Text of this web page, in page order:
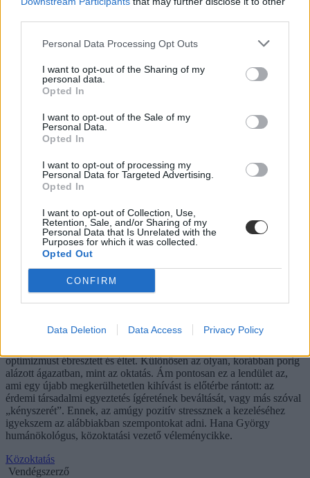
Personal Data Processing Opt Outs
I want to opt-out of the Sharing of my
personal data.
Opted In
I want to opt-out of the Sale of my
Personal Data.
Opted In
I want to opt-out of processing my
Personal Data for Targeted Advertising.
Opted In
I want to opt-out of Collection, Use,
Retention, Sale, and/or Sharing of my
Personal Data that Is Unrelated with the
Purposes for which it was collected.
Opted Out
CONFIRM
Data Deletion Data Access Privacy Policy
informatikából, latinból és angolból vizsgáztak a diákok. Az
írásbelik október 25-ig tartanak, a szóbeliket pedig november 6-tól
őszi érettségiről szóló összes cikkünket pedig
itt olvashatjátok
menza ára
egyetemista élet
külföldi továbbtanulás
kerekesszékkel a szalagavatón
Sumits Niki
Hana György: „Méltóságot, tekintélyt kell adni az
oktatásról szóló közbeszédnek”
Az új kormány az elődökétől merőben eltérő kommunikációs
stratégiával kezdte meg működését. Az egyes minisztériumok
optimizmust ébresztett és éltet. Különösen az olyan, korábban porig
alázott ágazatban, mint az oktatás. Ám pontosan ez a lendület az,
ami egy újabb megkerülhetetlen kihívást is előtérbe rántott: az
érdemi társadalmi egyeztetés ígéretének beváltását, vagy más szóval
„kényszerét”. Ennek, az amúgy pozitív stressznek a kezeléséhez
igyekszem az alábbiakban szempontokat adni. Hana György
humánökológus, közoktatási vezető véleménycikke.
Közoktatás
Vendégszerző